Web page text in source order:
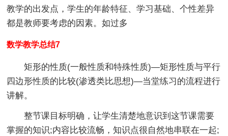
教学的出发点，学生的年龄特征、学习基础、个性差异
都是教师要考虑的因素。如过多
数学教学总结7
矩形的性质(一般性质和特殊性质)—矩形性质与平行
四边形性质的比较(渗透类比思想)—当堂练习的流程进行
讲解。
整节课目标明确，让学生清楚地意识到这节课需要
掌握的知识;内容比较流畅，知识点很自然地串联在一起;